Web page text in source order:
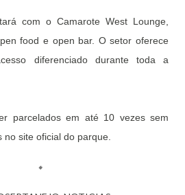
com o Camarote West Lounge,
food e open bar. O setor oferece
diferenciado durante toda a
parcelados em até 10 vezes sem
site oficial do parque.